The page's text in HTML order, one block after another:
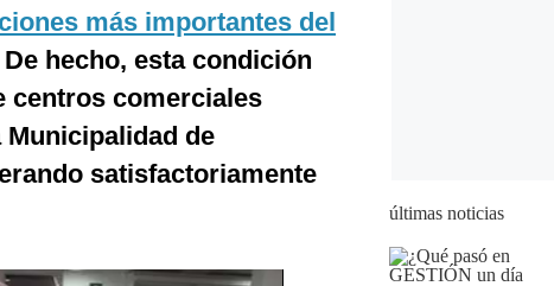
más importantes del
De hecho, esta condición
centros comerciales
de
satisfactoriamente
últimas noticias